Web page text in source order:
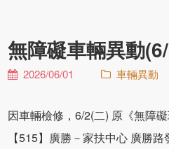
無障礙車輛異動
2026/06/01 車輛異動
因車輛檢修，6/2(二) 原《無障
【515】廣勝－家扶中心 廣勝